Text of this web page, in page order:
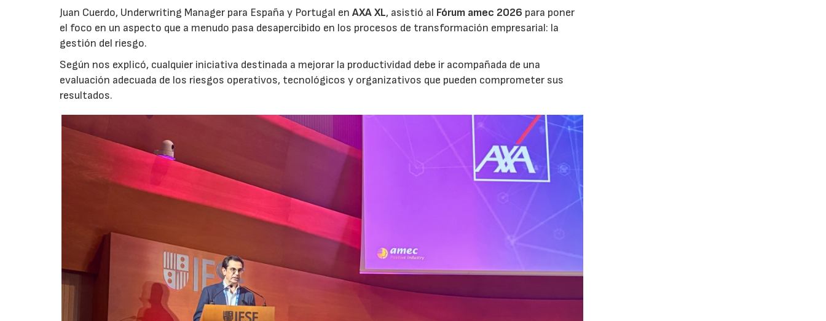
Juan Cuerdo, Underwriting Manager para España y Portugal enAXA XL, asistió al Fórum amec 2026 para poner
el foco en un aspecto que a menudo pasa desapercibido en los procesos de transformación empresarial: la
gestión del riesgo.
Según nos explicó, cualquier iniciativa destinada a mejorar la productividad debe ir acompañada de una
evaluación adecuada de los riesgos operativos, tecnológicos y organizativos que pueden comprometer sus
resultados.